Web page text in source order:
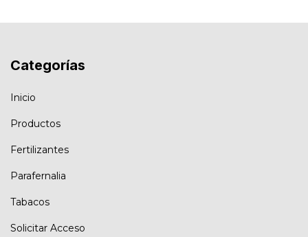
Categorías
Inicio
Productos
Fertilizantes
Parafernalia
Tabacos
Solicitar Acceso